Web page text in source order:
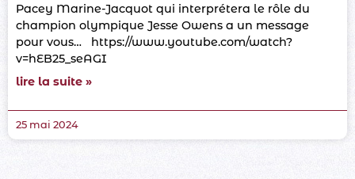
Pacey Marine-Jacquot qui interprétera le rôle du
champion olympique Jesse Owens a un message
pour vous… https://www.youtube.com/watch?
v=hEB25_seAGI
lire la suite »
25 mai 2024